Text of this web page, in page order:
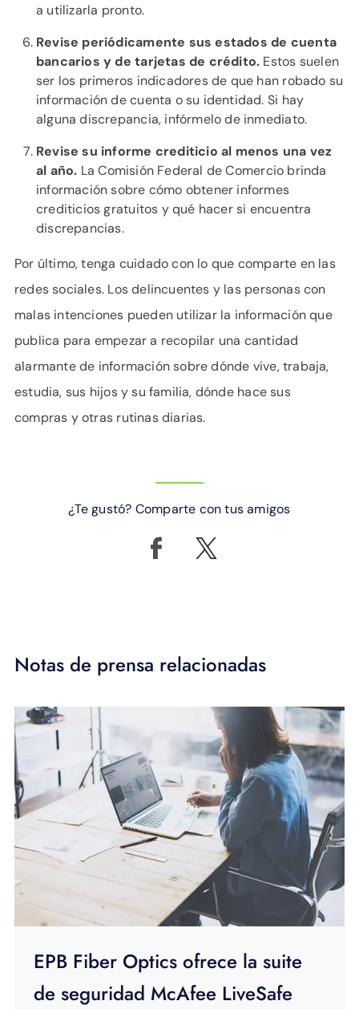
a utilizarla pronto.
Revise periódicamente sus estados de cuenta
bancarios y de tarjetas de crédito. Estos suelen
ser los primeros indicadores de que han robado su
información de cuenta o su identidad. Si hay
alguna discrepancia, infórmelo de inmediato.
Revise su informe crediticio al menos una vez
al año. La Comisión Federal de Comercio brinda
información sobre cómo obtener informes
crediticios gratuitos y qué hacer si encuentra
discrepancias.
Por último, tenga cuidado con lo que comparte en las
redes sociales. Los delincuentes y las personas con
malas intenciones pueden utilizar la información que
publica para empezar a recopilar una cantidad
alarmante de información sobre dónde vive, trabaja,
estudia, sus hijos y su familia, dónde hace sus
compras y otras rutinas diarias.
¿Te gustó? Comparte con tus amigos
Notas de prensa relacionadas
EPB Fiber Optics ofrece la suite
de seguridad McAfee LiveSafe